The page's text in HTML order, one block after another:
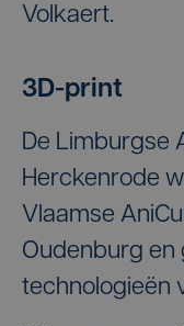
Volkaert.
3D-print
De Limburgse
Herckenrode
Vlaamse
Oudenburg en
technologieën